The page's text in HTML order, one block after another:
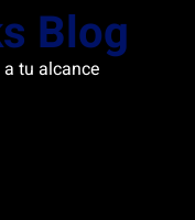
Blog
tu alcance